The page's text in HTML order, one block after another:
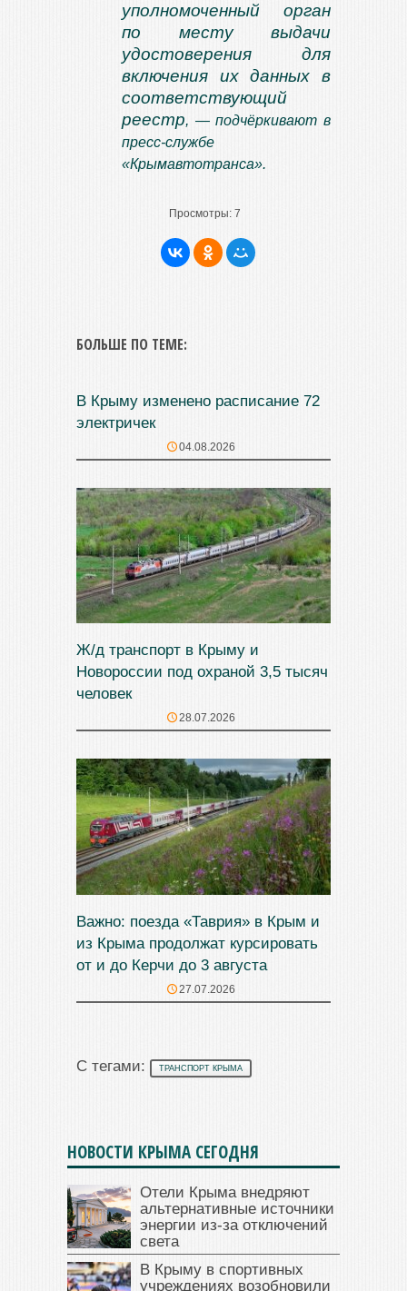
уполномоченный орган
по месту выдачи
удостоверения для
включения их данных в
соответствующий
реестр, — подчёркивают в
пресс-службе
«Крымавтотранса».
Просмотры: 7
БОЛЬШЕ ПО ТЕМЕ:
В Крыму изменено расписание 72
электричек
04.08.2026
Ж/д транспорт в Крыму и
Новороссии под охраной 3,5 тысяч
человек
28.07.2026
Важно: поезда «Таврия» в Крым и
из Крыма продолжат курсировать
от и до Керчи до 3 августа
27.07.2026
С тегами: ТРАНСПОРТ КРЫМА
НОВОСТИ КРЫМА СЕГОДНЯ
Отели Крыма внедряют
альтернативные источники
энергии из-за отключений
света
В Крыму в спортивных
учреждениях возобновили